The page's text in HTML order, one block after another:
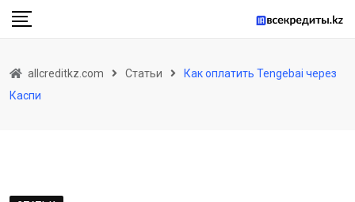
Skip
allcreditkz.com Статьи
Как оплатить Tengebai через
Каспи